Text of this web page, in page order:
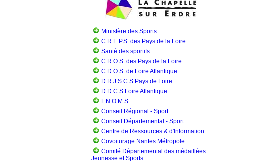
Ministère des Sports
C.R.E.P.S. des Pays de la Loire
Santé des sportifs
C.R.O.S. des Pays de la Loire
C.D.O.S. de Loire Atlantique
D.R.J.S.C.S Pays de Loire
D.D.C.S Loire Atlantique
F.N.O.M.S.
Conseil Régional - Sport
Conseil Départemental - Sport
Centre de Ressources & d'Information
Covoiturage Nantes Métropole
Comité Départemental des médaillées
Jeunesse et Sports